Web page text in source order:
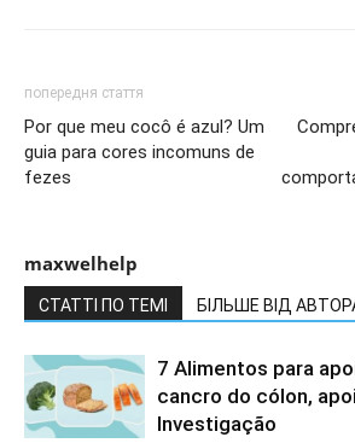
попередня стаття
Por que meu cocô é azul? Um
guia para cores incomuns de
fezes
maxwelhelp
СТАТТІ ПО ТЕМІ БІЛЬШЕ ВІД
7 Alimentos para
cancro do cólon,
Investigação